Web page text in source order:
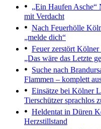
„Ein Haufen Asche“
mit Verdacht
Nach Feuerhölle
„melde dich“
Feuer zerstört Kölner
„Das wäre das Letzte
Suche nach
Flammen – komplett
Einsätze bei Kölner
Tierschützer sprachlos
Heldentat in Düren
Herzstillstand